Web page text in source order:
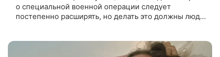
о специальной военной операции следует
постепенно расширять, но делать это должны люди,